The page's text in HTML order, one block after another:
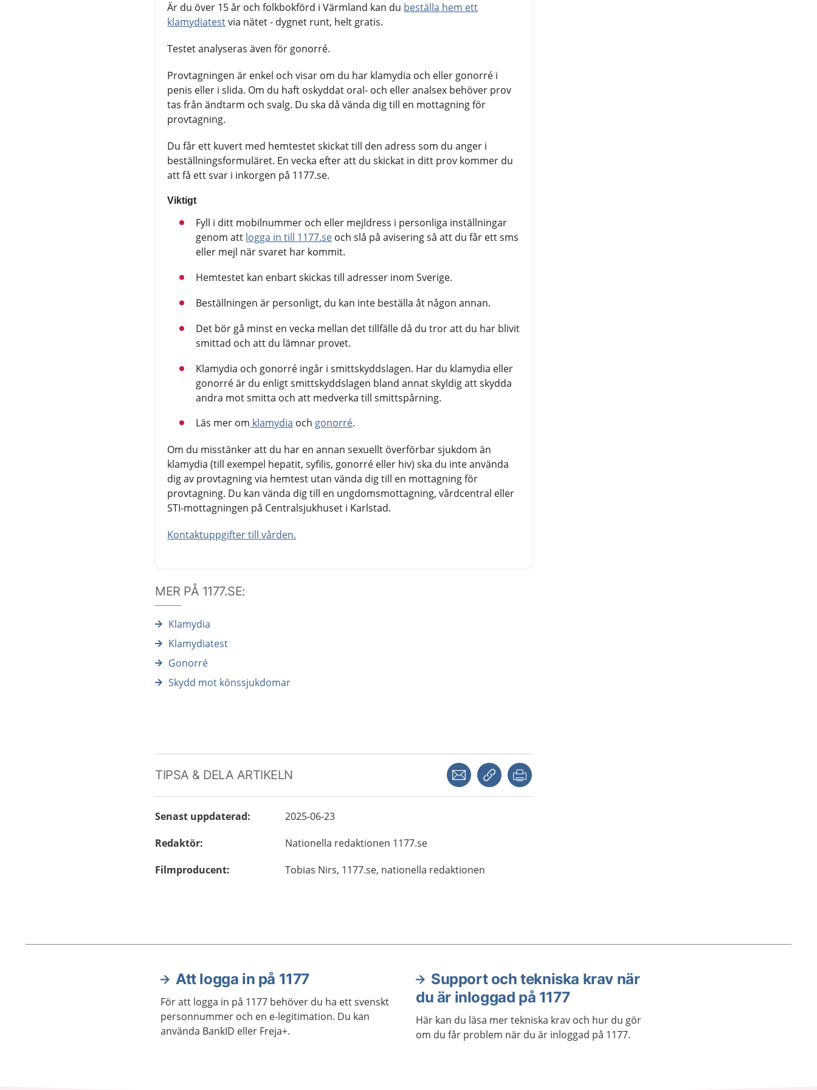
Är du över 15 år och folkbokförd i Värmland kan du beställa hem ett
klamydiatestvia nätet - dygnet runt, helt gratis.
Testet analyseras även för gonorré.
Provtagningen är enkel och visar om du har klamydia och eller gonorré i
penis eller i slida. Om du haft oskyddat oral- och eller analsex behöver prov
tas från ändtarm och svalg. Du ska då vända dig till en mottagning för
provtagning.
Du får ett kuvert med hemtestet skickat till den adress som du anger i
beställningsformuläret. En vecka efter att du skickat in ditt prov kommer du
att få ett svar i inkorgen på 1177.se.
Viktigt
Fyll i ditt mobilnummer och eller mejldress i personliga inställningar
genom att logga in till 1177.se och slå på avisering så att du får ett sms
eller mejl när svaret har kommit.
Hemtestet kan enbart skickas till adresser inom Sverige.
Beställningen är personligt, du kan inte beställa åt någon annan.
Det bör gå minst en vecka mellan det tillfälle då du tror att du har blivit
smittad och att du lämnar provet.
Klamydia och gonorré ingår i smittskyddslagen. Har du klamydia eller
gonorré är du enligt smittskyddslagen bland annat skyldig att skydda
andra mot smitta och att medverka till smittspårning.
Läs mer om klamydia ochgonorré.
Om du misstänker att du har en annan sexuellt överförbar sjukdom än
klamydia (till exempel hepatit, syfilis, gonorré eller hiv) ska du inte använda
dig av provtagning via hemtest utan vända dig till en mottagning för
provtagning. Du kan vända dig till en ungdomsmottagning, vårdcentral eller
STI-mottagningen på Centralsjukhuset i Karlstad.
Kontaktuppgifter till vården.
MER PÅ 1177.SE:
Klamydia
Klamydiatest
Gonorré
Skydd mot könssjukdomar
TIPSA & DELA ARTIKELN Dela via mejlKopiera länk
Senast uppdaterad:
2025-06-23
Redaktör: Nationella redaktionen 1177.se
Filmproducent: Tobias Nirs, 1177.se, nationella redaktionen
Att logga in på 1177
För att logga in på 1177 behöver du ha ett svenskt
personnummer och en e-legitimation. Du kan
använda BankID eller Freja+.
Support och tekniska krav när
du är inloggad på 1177
Här kan du läsa mer tekniska krav och hur du gör
om du får problem när du är inloggad på 1177.